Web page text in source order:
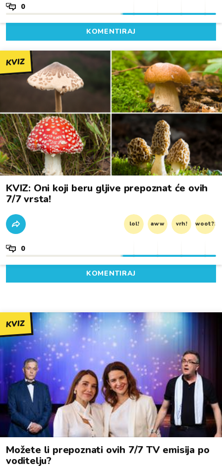
0
KOMENTIRAJ
KVIZ
KVIZ: Oni koji beru gljive prepoznat će ovih
7/7 vrsta!
lol! aww vrh! woot?!
0
KOMENTIRAJ
KVIZ
Možete li prepoznati ovih 7/7 TV emisija po
voditelju?